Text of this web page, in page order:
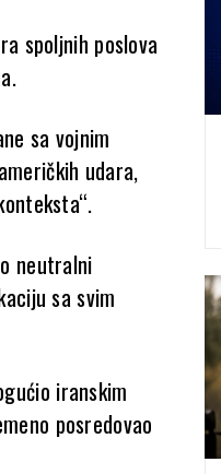
spoljnih poslova
sa vojnim
udara,
neutralni
sa svim
iranskim
posredovao